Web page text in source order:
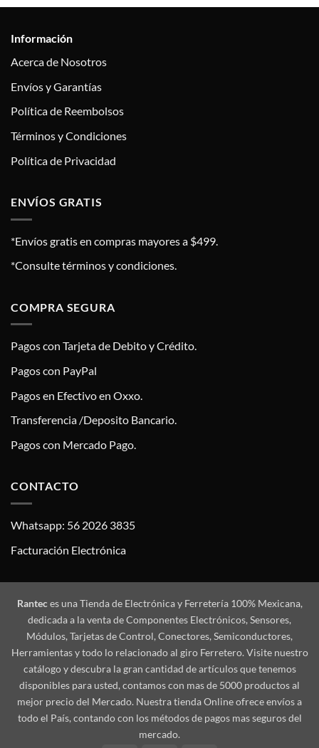
Información
Acerca de Nosotros
Envíos y Garantías
Política de Reembolsos
Términos y Condiciones
Política de Privacidad
ENVÍOS GRATIS
*Envíos gratis en compras mayores a $499.
*Consulte términos y condiciones.
COMPRA SEGURA
Pagos con Tarjeta de Debito y Crédito.
Pagos con PayPal
Pagos en Efectivo en Oxxo.
Transferencia /Deposito Bancario.
Pagos con Mercado Pago.
CONTACTO
Whatsapp: 56 2026 3835
Facturación Electrónica
Ranteces una Tienda de Electrónica y Ferretería 100% Mexicana,
dedicada a la venta de Componentes Electrónicos, Sensores,
Módulos, Tarjetas de Control, Conectores, Semiconductores,
Herramientas y todo lo relacionado al giro Ferretero. Visite nuestro
catálogo y descubra la gran cantidad de artículos que tenemos
disponibles para usted, contamos con mas de 5000 productos al
mejor precio del Mercado. Nuestra tienda Online ofrece envíos a
todo el País, contando con los métodos de pagos mas seguros del
mercado.